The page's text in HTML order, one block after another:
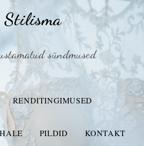
Stilisma
sündmused
RENDITINGIMUSED
PILDID KONTAKT